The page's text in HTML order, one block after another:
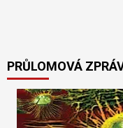
PRŮLOMOVÁ